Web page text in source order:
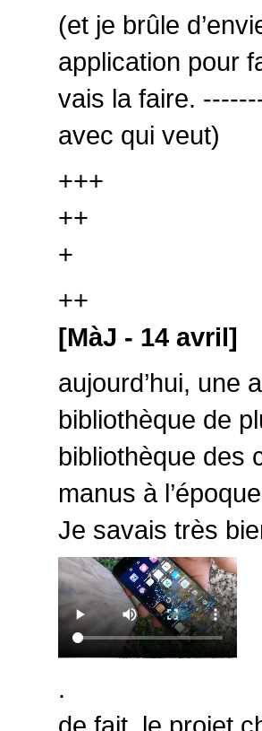
(et je brûle
application pour
vais la faire.
avec qui veut)
+++
++
+
++
[MàJ - 14 avril]
aujourd’hui, une
bibliothèque de
bibliothèque des
manus à
Je savais très
.